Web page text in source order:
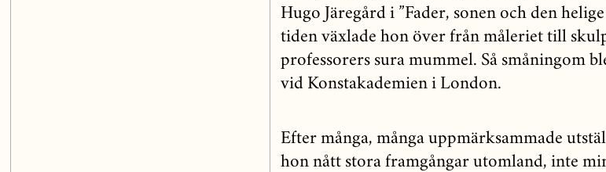
Hugo Järegård i ”Fader, sonen och den
tiden växlade hon över från måleriet till
professorers sura mummel. Så småningom
vid Konstakademien i London.
Efter många, många uppmärksammade
hon nått stora framgångar utomland, inte